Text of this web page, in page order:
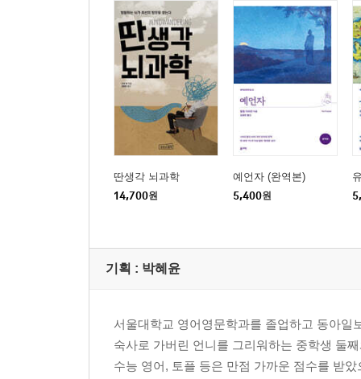
딴생각 뇌과학
14,700원
예언자 (완역본)
5,400원
기획 : 박혜윤
서울대학교 영어영문학과를 졸업하고 동아
숙사로 가버린 언니를 그리워하는 중학생 둘
수능 영어, 토플 등은 만점 가까운 점수를 받